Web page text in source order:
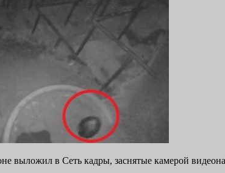
в Сеть кадры, заснятые камерой